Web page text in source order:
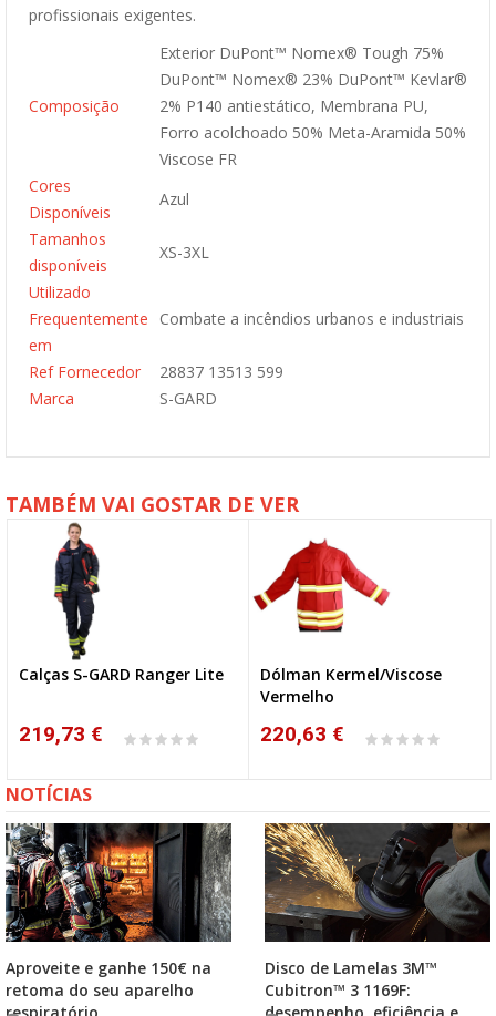
profissionais exigentes.
Composição
Exterior DuPont™ Nomex® Tough 75%
DuPont™ Nomex® 23% DuPont™ Kevlar®
2% P140 antiestático, Membrana PU,
Forro acolchoado 50% Meta-Aramida 50%
Viscose FR
Cores
Disponíveis
Azul
Tamanhos
disponíveis
XS-3XL
Utilizado
Frequentemente
em
Combate a incêndios urbanos e industriais
Ref Fornecedor
28837 13513 599
Marca
S-GARD
TAMBÉM VAI GOSTAR DE VER
NOVO
Calças S-GARD Ranger Lite
219,73 €
Dólman Kermel/Viscose
Vermelho
220,63 €
NOTÍCIAS
Aproveite e ganhe 150€ na
retoma do seu aparelho
respiratório
Disco de Lamelas 3M™
Cubitron™ 3 1169F:
desempenho, eficiência e